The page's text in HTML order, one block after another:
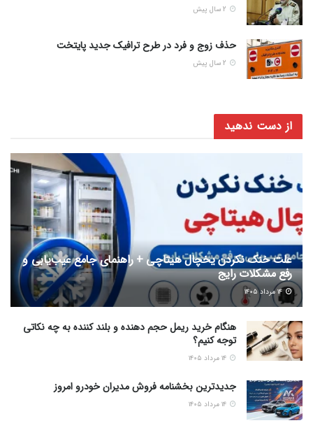
حذف زوج و فرد در طرح ترافیک جدید پایتخت
از دست ندهید
علت خنک نکردن یخچال هیتاچی + راهنمای جامع عیب‌یابی و
رفع مشکلات رایج
۱۴ مرداد ۱۴۰۵
هنگام خرید ریمل حجم دهنده و بلند کننده به چه نکاتی
توجه کنیم؟
جدیدترین بخشنامه فروش مدیران خودرو امروز